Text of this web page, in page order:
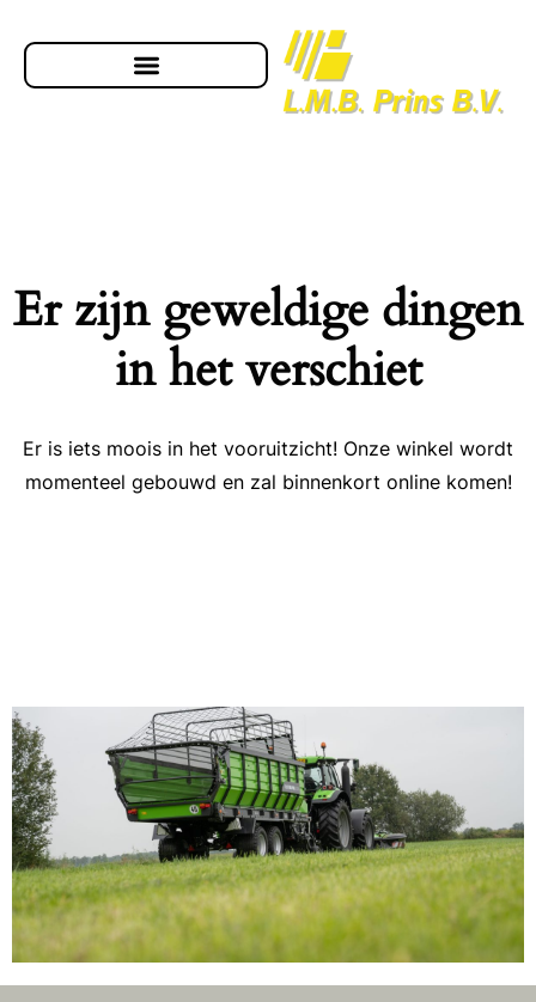
Er zijn geweldige dingen
in het verschiet
Er is iets moois in het vooruitzicht! Onze winkel wordt
momenteel gebouwd en zal binnenkort online komen!